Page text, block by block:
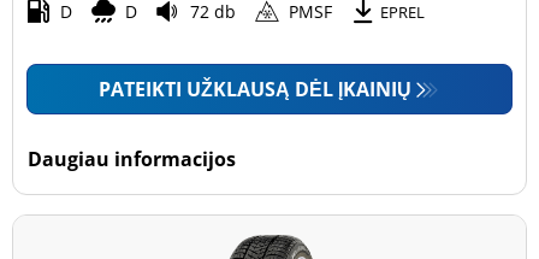
D D 72 db PMSF EPREL
PATEIKTI UŽKLAUSĄ DĖL ĮKAINIŲ
Daugiau informacijos